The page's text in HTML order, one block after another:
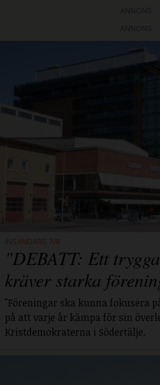
INSÄNDARE 7/8
"DEBATT: Ett
kräver starka
"Föreningar ska kunna fokusera
på att varje år kämpa för sin
Kristdemokraterna i Södertälje.